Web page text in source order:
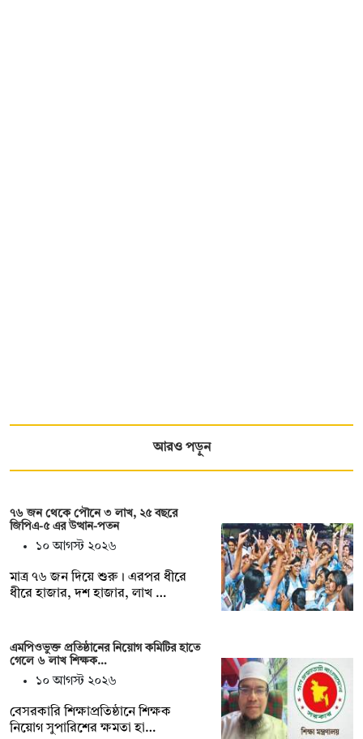
আরও পড়ুন
৭৬ জন থেকে পৌনে ৩ লাখ, ২৫ বছরে
জিপিএ-৫ এর উত্থান-পতন
১০ আগস্ট ২০২৬
মাত্র ৭৬ জন দিয়ে শুরু। এরপর ধীরে
ধীরে হাজার, দশ হাজার, লাখ …
এমপিওভুক্ত প্রতিষ্ঠানের নিয়োগ কমিটির হাতে
গেলে ৬ লাখ শিক্ষক…
১০ আগস্ট ২০২৬
বেসরকারি শিক্ষাপ্রতিষ্ঠানে শিক্ষক
নিয়োগ সুপারিশের ক্ষমতা হা…